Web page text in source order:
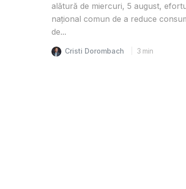
alătură de miercuri, 5 august,
național comun de a reduce
de...
Cristi Dorombach 3 min